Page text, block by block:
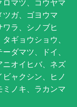
マツ、コウヤマ
ガ、ゴヨウマ
ラ、シノブヒ
ギョウショウ、
ダマツ、ドイ、
オイヒバ、ネズ
ャクシン、ヒノ
ノキ、ラカンマ